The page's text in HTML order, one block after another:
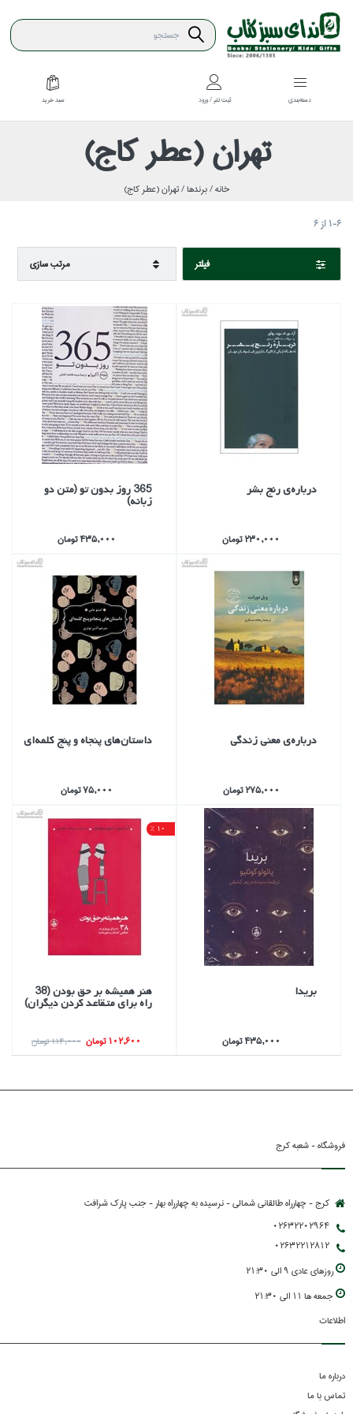
دسته‌بندي ثبت نام / ورود سبد خريد
تهران (عطر كاج)
خانه /برندها /تهران (عطر كاج)
1-6از6
فيلتر مرتب سازي
درباره‌ي رنج بشر
230,000 تومان
365 روز بدون تو (متن دو
زبانه)
435,000 تومان
درباره‌ي معني زندگي
275,000 تومان
داستان‌هاي پنجاه و پنج كلمه‌اي
75,000 تومان
بريدا
435,000 تومان
10 %
هنر هميشه بر حق بودن (38
راه براي متقاعد كردن ديگران)
102,600 تومان 114,000 تومان
فروشگاه - شعبه کرج
کرج - چهارراه طالقانی شمالی - نرسیده به چهارراه بهار - جنب پارك شرافت
02632202964
02632212812
روزهاي عادي 9 الي 21:30
جمعه ها 11 الي 21:30
اطلاعات
درباره ما
تماس با ما